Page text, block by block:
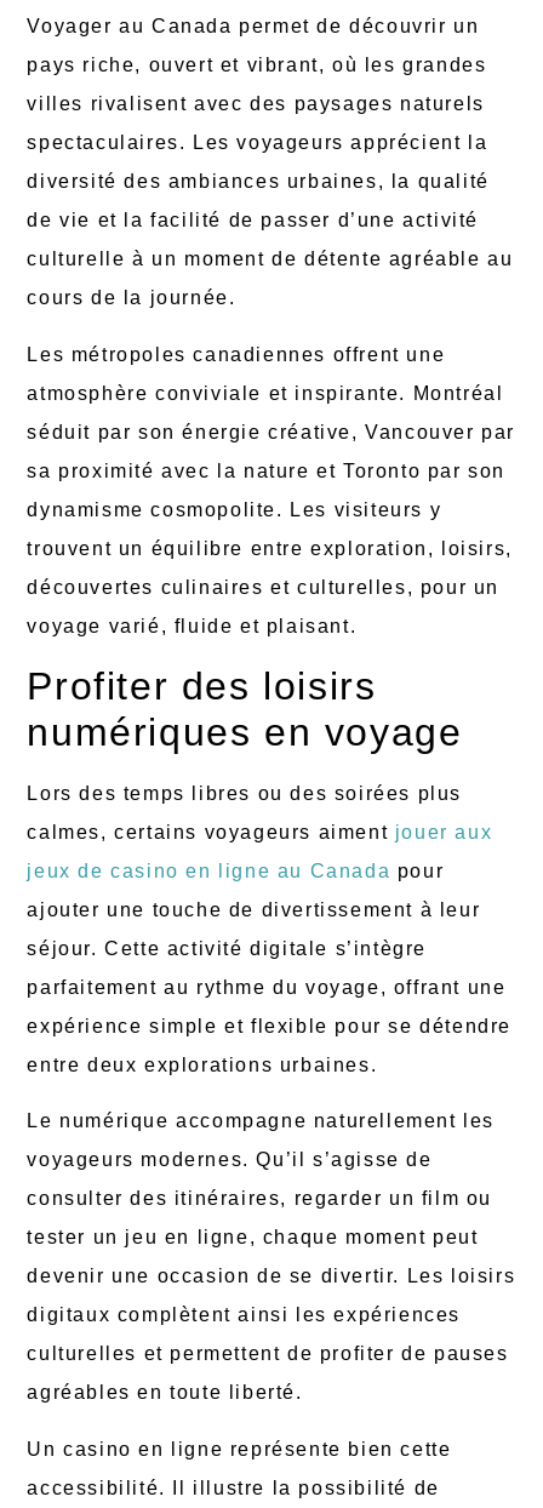
Voyager au Canada permet de découvrir un
pays riche, ouvert et vibrant, où les grandes
villes rivalisent avec des paysages naturels
spectaculaires. Les voyageurs apprécient la
diversité des ambiances urbaines, la qualité
de vie et la facilité de passer d’une activité
culturelle à un moment de détente agréable au
cours de la journée.
Les métropoles canadiennes offrent une
atmosphère conviviale et inspirante. Montréal
séduit par son énergie créative, Vancouver par
sa proximité avec la nature et Toronto par son
dynamisme cosmopolite. Les visiteurs y
trouvent un équilibre entre exploration, loisirs,
découvertes culinaires et culturelles, pour un
voyage varié, fluide et plaisant.
Profiter des loisirs
numériques en voyage
Lors des temps libres ou des soirées plus
calmes, certains voyageurs aiment jouer aux
jeux de casino en ligne au Canada pour
ajouter une touche de divertissement à leur
séjour. Cette activité digitale s’intègre
parfaitement au rythme du voyage, offrant une
expérience simple et flexible pour se détendre
entre deux explorations urbaines.
Le numérique accompagne naturellement les
voyageurs modernes. Qu’il s’agisse de
consulter des itinéraires, regarder un film ou
tester un jeu en ligne, chaque moment peut
devenir une occasion de se divertir. Les loisirs
digitaux complètent ainsi les expériences
culturelles et permettent de profiter de pauses
agréables en toute liberté.
Un casino en ligne représente bien cette
accessibilité. Il illustre la possibilité de